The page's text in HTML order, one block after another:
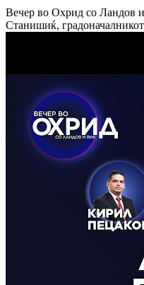
Вечер во Охрид со Ландов
Станишиќ,